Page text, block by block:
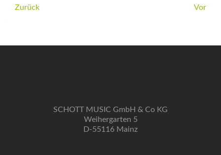
Beitrags-
Zurück Vor
SCHOTT MUSIC GmbH & Co KG
Weihergarten 5
D-55116 Mainz